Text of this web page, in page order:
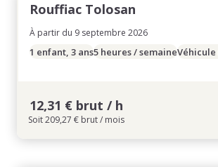
Rouffiac Tolosan
À partir du 9 septembre 2026
1 enfant, 3 ans5 heures / semaineVéhicule
12,31 € brut / h
Soit 209,27 € brut / mois